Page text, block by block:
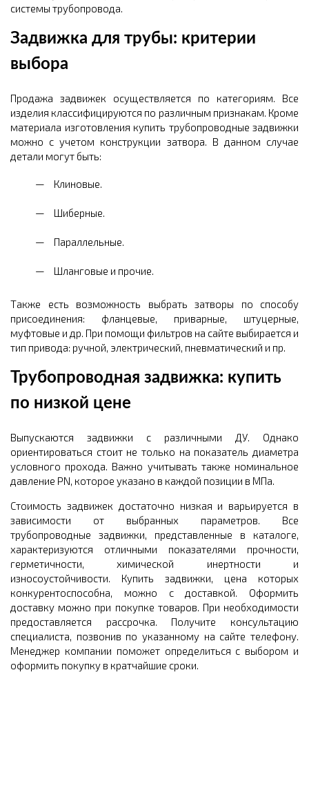
системы трубопровода.
Задвижка для трубы: критерии
выбора
Продажа задвижек осуществляется по категориям. Все
изделия классифицируются по различным признакам. Кроме
материала изготовления купить трубопроводные задвижки
можно с учетом конструкции затвора. В данном случае
детали могут быть:
Клиновые.
Шиберные.
Параллельные.
Шланговые и прочие.
Также есть возможность выбрать затворы по способу
присоединения: фланцевые, приварные, штуцерные,
муфтовые и др. При помощи фильтров на сайте выбирается и
тип привода: ручной, электрический, пневматический и пр.
Трубопроводная задвижка: купить
по низкой цене
Выпускаются задвижки с различными ДУ. Однако
ориентироваться стоит не только на показатель диаметра
условного прохода. Важно учитывать также номинальное
давление PN, которое указано в каждой позиции в МПа.
Стоимость задвижек достаточно низкая и варьируется в
зависимости от выбранных параметров. Все
трубопроводные задвижки, представленные в каталоге,
характеризуются отличными показателями прочности,
герметичности, химической инертности и
износоустойчивости. Купить задвижки, цена которых
конкурентоспособна, можно с доставкой. Оформить
доставку можно при покупке товаров. При необходимости
предоставляется рассрочка. Получите консультацию
специалиста, позвонив по указанному на сайте телефону.
Менеджер компании поможет определиться с выбором и
оформить покупку в кратчайшие сроки.